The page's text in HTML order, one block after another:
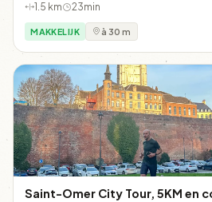
1.5 km 23min
MAKKELIJK à 30 m
Saint-Omer City Tour, 5KM en